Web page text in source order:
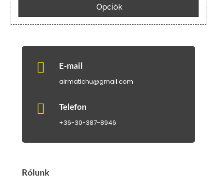
-
Opciók
 E-mail
airmatichu@gmail.com
 Telefon
+36-30-387-8946
Rólunk